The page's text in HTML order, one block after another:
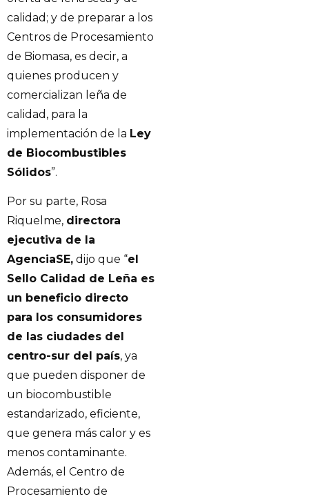
calidad; y de preparar a los
Centros de Procesamiento
de Biomasa, es decir, a
quienes producen y
comercializan leña de
calidad, para la
implementación de la Ley
de Biocombustibles
Sólidos”.
Por su parte, Rosa
Riquelme, directora
ejecutiva de la
AgenciaSE, dijo que “el
Sello Calidad de Leña es
un beneficio directo
para los consumidores
de las ciudades del
centro-sur del país, ya
que pueden disponer de
un biocombustible
estandarizado, eficiente,
que genera más calor y es
menos contaminante.
Además, el Centro de
Procesamiento de